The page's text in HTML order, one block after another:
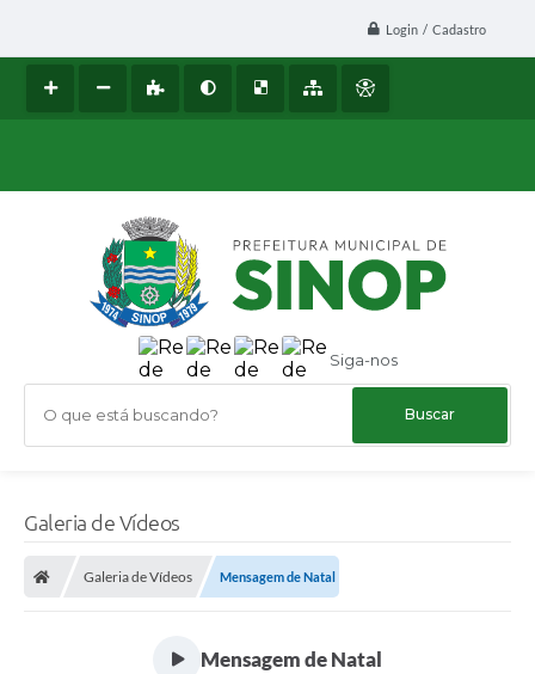
Login / Cadastro
Siga-nos
O que está buscando?
Galeria de Vídeos
Galeria de Vídeos Mensagem de Natal
Mensagem de Natal